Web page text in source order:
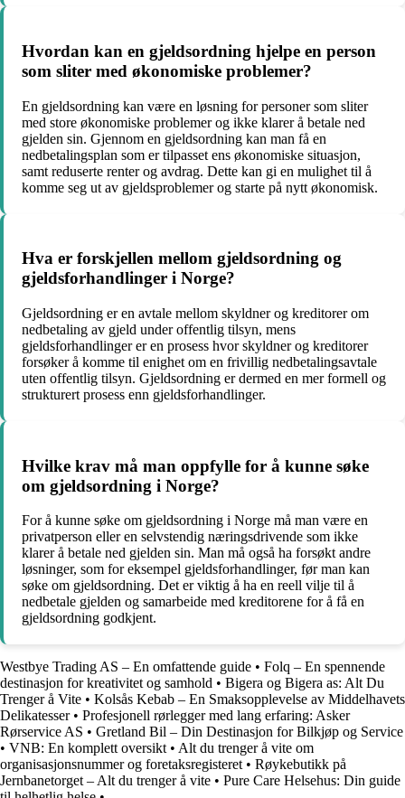
Hvordan kan en gjeldsordning hjelpe en person
som sliter med økonomiske problemer?
En gjeldsordning kan være en løsning for personer som sliter
med store økonomiske problemer og ikke klarer å betale ned
gjelden sin. Gjennom en gjeldsordning kan man få en
nedbetalingsplan som er tilpasset ens økonomiske situasjon,
samt reduserte renter og avdrag. Dette kan gi en mulighet til å
komme seg ut av gjeldsproblemer og starte på nytt økonomisk.
Hva er forskjellen mellom gjeldsordning og
gjeldsforhandlinger i Norge?
Gjeldsordning er en avtale mellom skyldner og kreditorer om
nedbetaling av gjeld under offentlig tilsyn, mens
gjeldsforhandlinger er en prosess hvor skyldner og kreditorer
forsøker å komme til enighet om en frivillig nedbetalingsavtale
uten offentlig tilsyn. Gjeldsordning er dermed en mer formell og
strukturert prosess enn gjeldsforhandlinger.
Hvilke krav må man oppfylle for å kunne søke
om gjeldsordning i Norge?
For å kunne søke om gjeldsordning i Norge må man være en
privatperson eller en selvstendig næringsdrivende som ikke
klarer å betale ned gjelden sin. Man må også ha forsøkt andre
løsninger, som for eksempel gjeldsforhandlinger, før man kan
søke om gjeldsordning. Det er viktig å ha en reell vilje til å
nedbetale gjelden og samarbeide med kreditorene for å få en
gjeldsordning godkjent.
Westbye Trading AS – En omfattende guide • Folq – En spennende
destinasjon for kreativitet og samhold • Bigera og Bigera as: Alt Du
Trenger å Vite • Kolsås Kebab – En Smaksopplevelse av Middelhavets
Delikatesser• Profesjonell rørlegger med lang erfaring: Asker
Rørservice AS • Gretland Bil – Din Destinasjon for Bilkjøp og Service
• VNB: En komplett oversikt• Alt du trenger å vite om
organisasjonsnummer og foretaksregisteret• Røykebutikk på
Jernbanetorget – Alt du trenger å vite • Pure Care Helsehus: Din guide